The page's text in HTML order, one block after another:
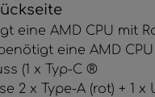
eine AMD CPU mit
eine AMD
(1 x Typ-C ®
2 x Type-A (rot) + 1 x